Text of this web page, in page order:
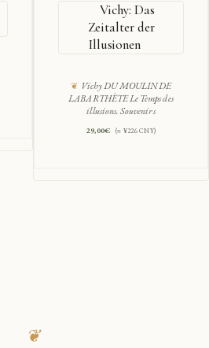
Vichy: Das
Zeitalter der
Illusionen
Vichy DU MOULIN DE
LABARTHÈTE Le Temps des
illusions. Souvenirs
29,00€ (≈ ¥226 CNY)
❦